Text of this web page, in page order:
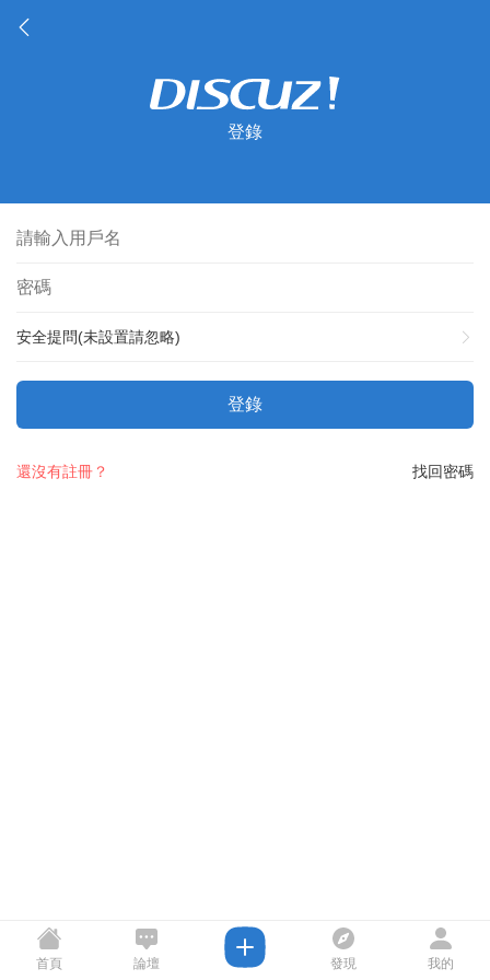
登錄
安全提問(未設置請忽略)
登錄
找回密碼
還沒有註冊？
首頁 論壇 發現 我的